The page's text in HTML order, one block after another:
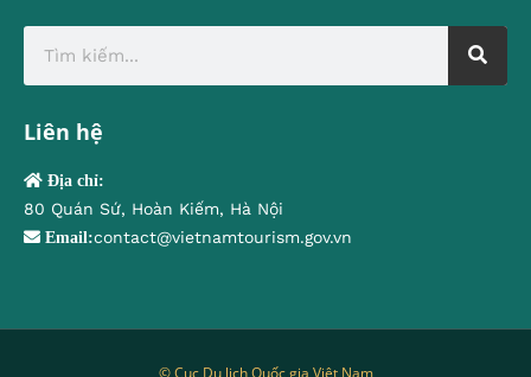
Liên hệ
Địa chỉ:
80 Quán Sứ, Hoàn Kiếm, Hà Nội
Email:contact@vietnamtourism.gov.vn